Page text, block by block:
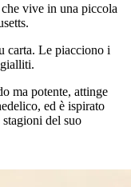
vive in una piccola
carta. Le piacciono i
ma potente, attinge
ed è ispirato
del suo